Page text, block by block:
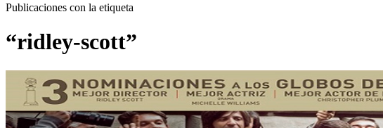
Publicaciones con la etiqueta
“ridley-scott”